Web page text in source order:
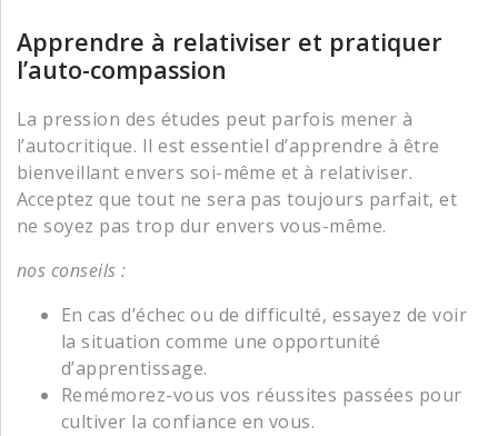
Apprendre à relativiser et pratiquer
l’auto-compassion
La pression des études peut parfois mener à
l’autocritique. Il est essentiel d’apprendre à être
bienveillant envers soi-même et à relativiser.
Acceptez que tout ne sera pas toujours parfait, et
ne soyez pas trop dur envers vous-même.
nos conseils :
En cas d’échec ou de difficulté, essayez de voir
la situation comme une opportunité
d’apprentissage.
Remémorez-vous vos réussites passées pour
cultiver la confiance en vous.